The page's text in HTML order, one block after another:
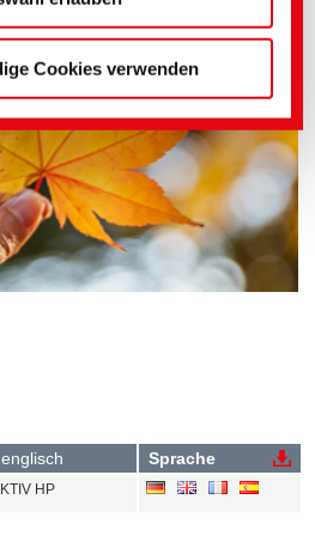
Cookies verwenden
Sprache
HP